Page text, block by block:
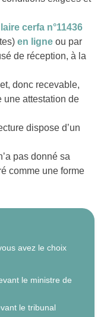
cerfa n°11436
en ligne ou par
de réception, à la
donc recevable,
une attestation de
dispose d’un
pas donné sa
comme une forme
avez le choix
le ministre de
le tribunal